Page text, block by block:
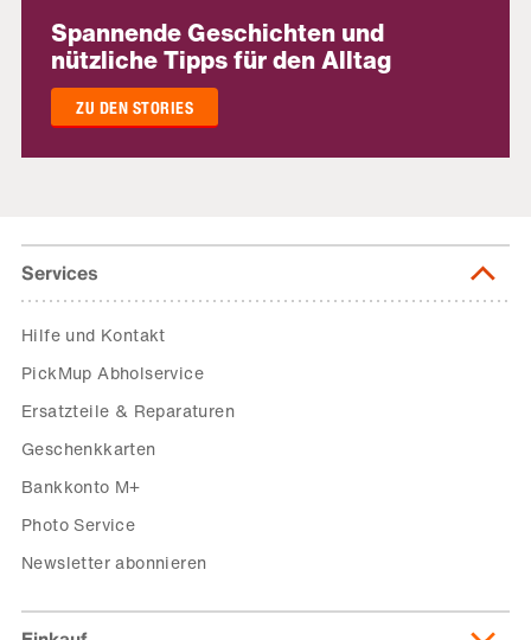
Spannende Geschichten und
nützliche Tipps für den Alltag
ZU DEN STORIES
Services
Hilfe und Kontakt
PickMup Abholservice
Ersatzteile & Reparaturen
Geschenkkarten
Bankkonto M+
Photo Service
Newsletter abonnieren